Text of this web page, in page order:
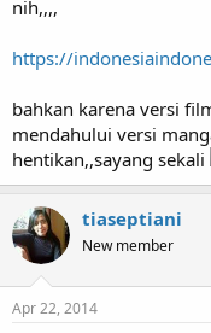
nih,,,,
https://
bahkan karena versi
mendahului versi
hentikan,,sayang sekali
tiaseptiani
New member
Apr 22, 2014